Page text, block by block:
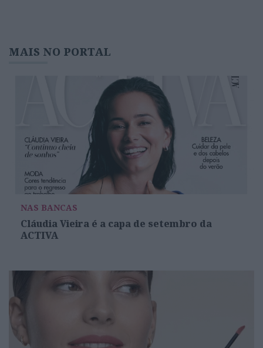
MAIS NO PORTAL
NAS BANCAS
Cláudia Vieira é a capa de setembro da
ACTIVA